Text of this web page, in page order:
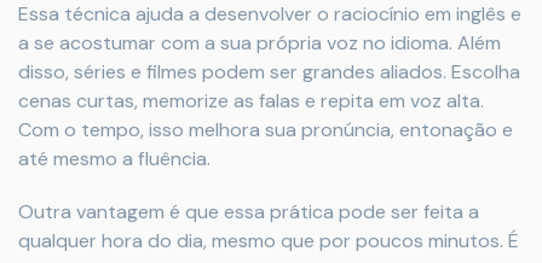
Essa técnica ajuda a desenvolver o raciocínio em inglês e
a se acostumar com a sua própria voz no idioma. Além
disso, séries e filmes podem ser grandes aliados. Escolha
cenas curtas, memorize as falas e repita em voz alta.
Com o tempo, isso melhora sua pronúncia, entonação e
até mesmo a fluência.
Outra vantagem é que essa prática pode ser feita a
qualquer hora do dia, mesmo que por poucos minutos. É